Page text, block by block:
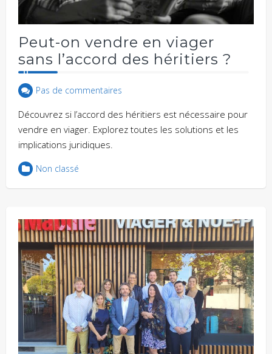
Peut-on vendre en viager
sans l’accord des héritiers ?
Pas de commentaires
Découvrez si l’accord des héritiers est nécessaire pour
vendre en viager. Explorez toutes les solutions et les
implications juridiques.
Non classé